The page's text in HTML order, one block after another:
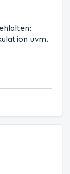
uvm.